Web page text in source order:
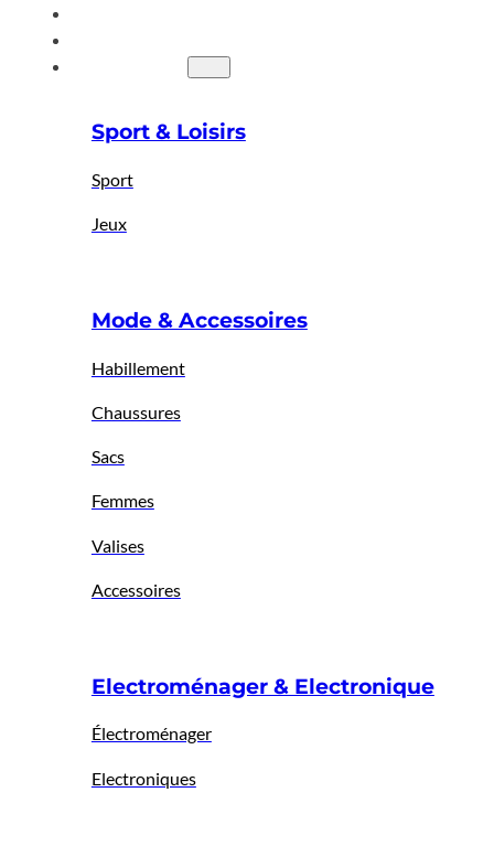
Sport & Loisirs
Sport
Jeux
Mode & Accessoires
Habillement
Chaussures
Sacs
Femmes
Valises
Accessoires
Electroménager & Electronique
Électroménager
Electroniques